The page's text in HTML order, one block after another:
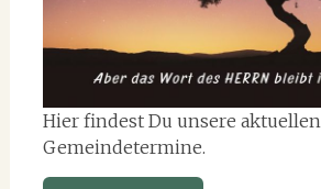
Hier findest Du unsere aktuellen
Gemeindetermine.